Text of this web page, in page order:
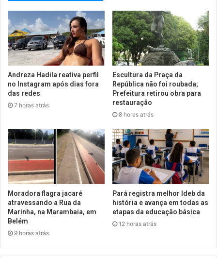
Andreza Hadila reativa perfil
no Instagram após dias fora
das redes
7 horas atrás
Escultura da Praça da
República não foi roubada;
Prefeitura retirou obra para
restauração
8 horas atrás
Moradora flagra jacaré
atravessando a Rua da
Marinha, na Marambaia, em
Belém
9 horas atrás
Pará registra melhor Ideb da
história e avança em todas as
etapas da educação básica
12 horas atrás